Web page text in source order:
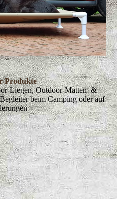
Produkte
Liegen, Outdoor-Matten &
beim Camping oder auf